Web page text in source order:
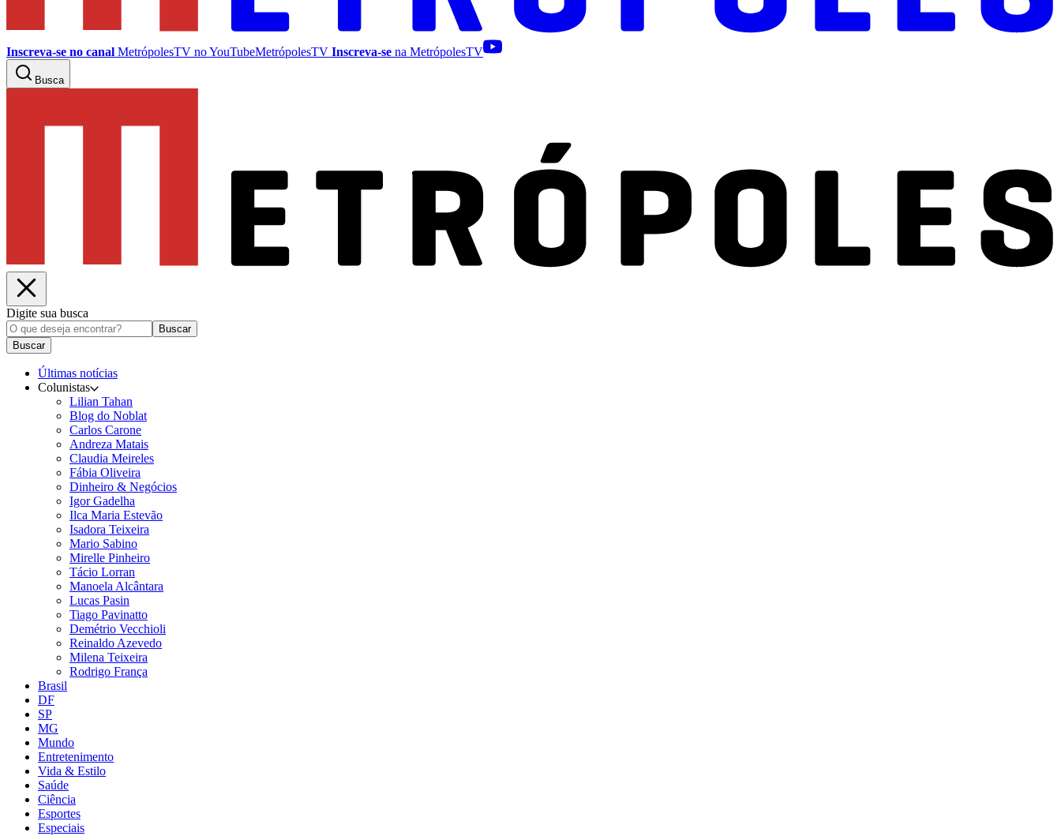
Inscreva-se no canal MetrópolesTV noYouTubeMetrópolesTV Inscreva-se na MetrópolesTV
Busca
Digite sua busca
Buscar
Buscar
Últimas notícias
Colunistas
Lilian Tahan
Blog do Noblat
Carlos Carone
Andreza Matais
Claudia Meireles
Fábia Oliveira
Dinheiro & Negócios
Igor Gadelha
Ilca Maria Estevão
Isadora Teixeira
Mario Sabino
Mirelle Pinheiro
Tácio Lorran
Manoela Alcântara
Lucas Pasin
Tiago Pavinatto
Demétrio Vecchioli
Reinaldo Azevedo
Milena Teixeira
Rodrigo França
Brasil
DF
SP
MG
Mundo
Entretenimento
Vida & Estilo
Saúde
Ciência
Esportes
Especiais